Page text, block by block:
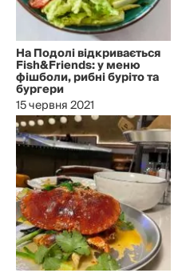
На Подолі відкривається
Fish&Friends: у меню
фішболи, рибні буріто та
бургери
15 червня 2021